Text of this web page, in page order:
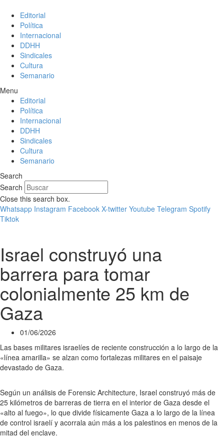
Editorial
Política
Internacional
DDHH
Sindicales
Cultura
Semanario
Menu
Editorial
Política
Internacional
DDHH
Sindicales
Cultura
Semanario
Search
Search
Close this search box.
Whatsapp Instagram Facebook X-twitter Youtube Telegram Spotify
Tiktok
Israel construyó una
barrera para tomar
colonialmente 25 km de
Gaza
01/06/2026
Las bases militares israelíes de reciente construcción a lo largo de la
«línea amarilla» se alzan como fortalezas militares en el paisaje
devastado de Gaza.
Según un análisis de Forensic Architecture, Israel construyó más de
25 kilómetros de barreras de tierra en el interior de Gaza desde el
«alto al fuego», lo que divide físicamente Gaza a lo largo de la línea
de control israelí y acorrala aún más a los palestinos en menos de la
mitad del enclave.